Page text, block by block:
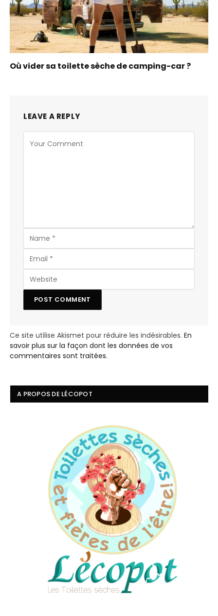
Où vider sa toilette sèche de camping-car ?
LEAVE A REPLY
Ce site utilise Akismet pour réduire les indésirables. En
savoir plus sur la façon dont les données de vos
commentaires sont traitées.
A PROPOS DE LÉCOPOT